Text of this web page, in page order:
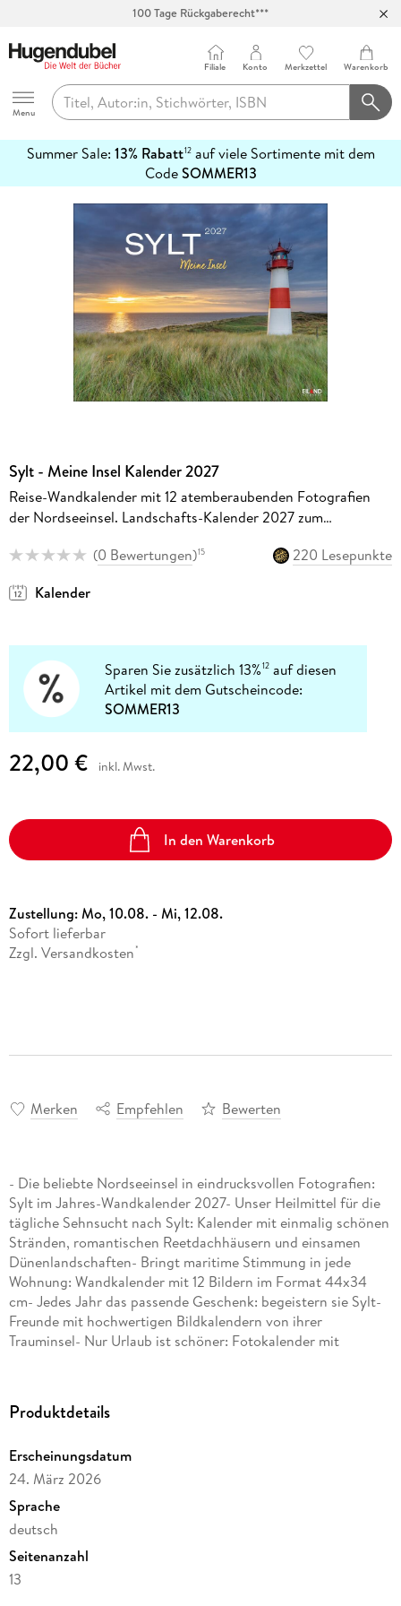
100 Tage Rückgaberecht***
Hugendubel
Menu
Filiale Konto Merkzettel Warenkorb
Summer Sale: 13% Rabatt12auf viele Sortimente mit dem
CodeSOMMER13
erfahren
Sylt - Meine Insel Kalender 2027
Reise-Wandkalender mit 12 atemberaubenden Fotografien
der Nordseeinsel. Landschafts-Kalender 2027 zum
(0 Bewertungen)15
220 Lesepunkte
Kalender
Sparen Sie zusätzlich 13%12 auf diesen
Artikel mit dem Gutscheincode:
SOMMER13
22,00 € inkl. Mwst.
In den Warenkorb
Zustellung:Mo, 10.08. - Mi, 12.08.
Sofort lieferbar
Zzgl. Versandkosten *
Merken Empfehlen Bewerten
- Die beliebte Nordseeinsel in eindrucksvollen Fotografien:
Sylt im Jahres-Wandkalender 2027- Unser Heilmittel für die
tägliche Sehnsucht nach Sylt: Kalender mit einmalig schönen
Stränden, romantischen Reetdachhäusern und einsamen
Dünenlandschaften- Bringt maritime Stimmung in jede
Wohnung: Wandkalender mit 12 Bildern im Format 44x34
cm- Jedes Jahr das passende Geschenk: begeistern sie Sylt-
Freunde mit hochwertigen Bildkalendern von ihrer
Trauminsel- Nur Urlaub ist schöner: Fotokalender mit
Produktdetails
Erscheinungsdatum
24. März 2026
Sprache
deutsch
Seitenanzahl
13